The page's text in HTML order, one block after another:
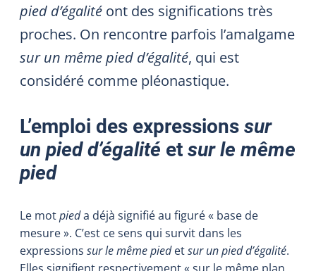
pied d’égalité ont des significations très
proches. On rencontre parfois l’amalgame
sur un même pied d’égalité, qui est
considéré comme pléonastique.
L’emploi des expressions sur
un pied d’égalité et sur le même
pied
Le motpieda déjà signifié au figuré « base de
mesure ». C’est ce sens qui survit dans les
expressions sur le même piedetsur un pied d’égalité.
Elles signifient respectivement « sur le même plan,